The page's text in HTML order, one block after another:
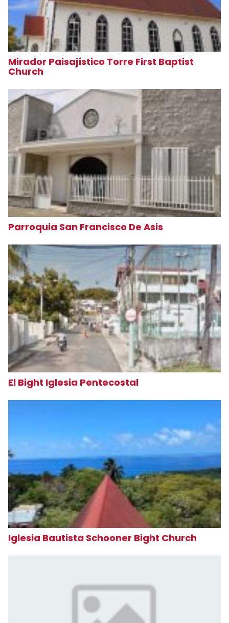
Mirador Paisajístico Torre First Baptist
Church
Parroquia San Francisco De Asis
El Bight Iglesia Pentecostal
Iglesia Bautista Schooner Bight Church